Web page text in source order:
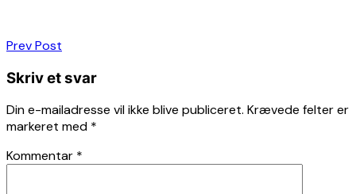
Indlægsnavigation
Prev Post
Skriv et svar
Din e-mailadresse vil ikke blive publiceret. Krævede felter er
markeret med *
Kommentar *